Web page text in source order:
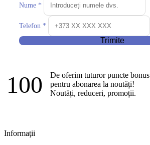
Nume *
Telefon *
Trimite
100
De oferim tuturor puncte bonus
pentru abonarea la noutăți!
Noutăți, reduceri, promoții.
Informaţii